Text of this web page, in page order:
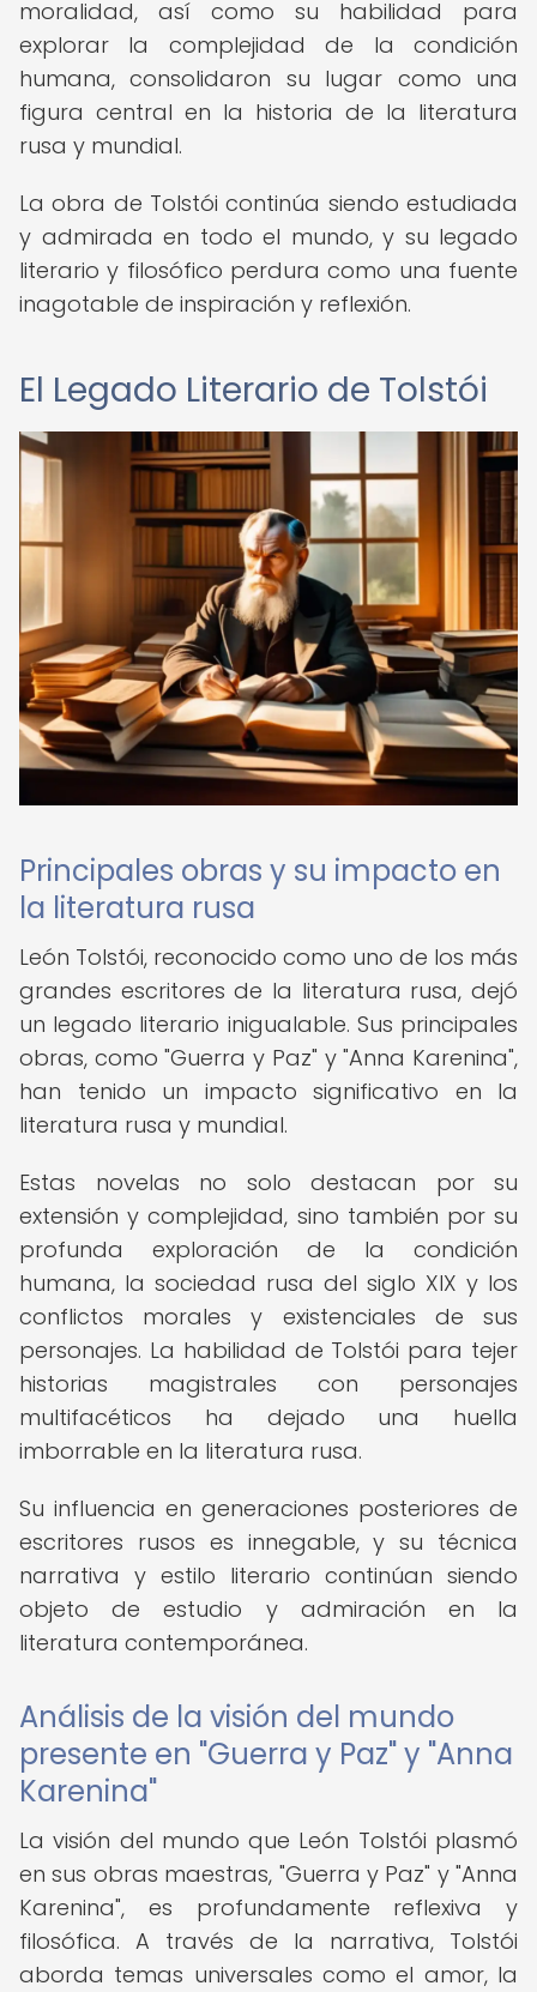
moralidad, así como su habilidad para
explorar la complejidad de la condición
humana, consolidaron su lugar como una
figura central en la historia de la literatura
rusa y mundial.
La obra de Tolstói continúa siendo estudiada
y admirada en todo el mundo, y su legado
literario y filosófico perdura como una fuente
inagotable de inspiración y reflexión.
El Legado Literario de Tolstói
Principales obras y su impacto en
la literatura rusa
León Tolstói, reconocido como uno de los más
grandes escritores de la literatura rusa, dejó
un legado literario inigualable. Sus principales
obras, como "Guerra y Paz" y "Anna Karenina",
han tenido un impacto significativo en la
literatura rusa y mundial.
Estas novelas no solo destacan por su
extensión y complejidad, sino también por su
profunda exploración de la condición
humana, la sociedad rusa del siglo XIX y los
conflictos morales y existenciales de sus
personajes. La habilidad de Tolstói para tejer
historias magistrales con personajes
multifacéticos ha dejado una huella
imborrable en la literatura rusa.
Su influencia en generaciones posteriores de
escritores rusos es innegable, y su técnica
narrativa y estilo literario continúan siendo
objeto de estudio y admiración en la
literatura contemporánea.
Análisis de la visión del mundo
presente en "Guerra y Paz" y "Anna
Karenina"
La visión del mundo que León Tolstói plasmó
en sus obras maestras, "Guerra y Paz" y "Anna
Karenina", es profundamente reflexiva y
filosófica. A través de la narrativa, Tolstói
aborda temas universales como el amor, la